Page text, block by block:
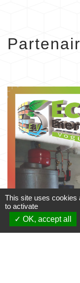
This site uses cookies
to activate
OK, accept all